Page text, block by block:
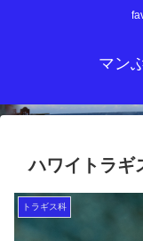
マン
ハワイトラギ
トラギス科